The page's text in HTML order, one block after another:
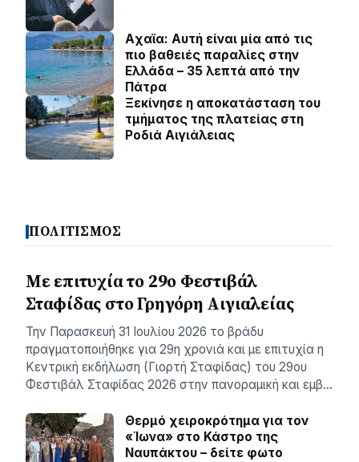
Aχαϊα: Αυτή είναι μία από τις
πιο βαθειές παραλίες στην
Ελλάδα – 35 λεπτά από την
Πάτρα
Ξεκίνησε η αποκατάσταση του
τμήματος της πλατείας στη
Ροδιά Αιγιάλειας
ΠΟΛΙΤΙΣΜΟΣ
Με επιτυχία το 29ο Φεστιβάλ
Σταφίδας στο Γρηγόρη Aιγιαλείας
Την Παρασκευή 31 Ιουλίου 2026 το βράδυ
πραγματοποιήθηκε για 29η χρονιά και με επιτυχία η
Κεντρική εκδήλωση (Γιορτή Σταφίδας) του 29ου
Φεστιβάλ Σταφίδας 2026 στην πανοραμική και εμβ…
Θερμό χειροκρότημα για τον
«Ίωνα» στο Κάστρο της
Ναυπάκτου – δείτε φωτο